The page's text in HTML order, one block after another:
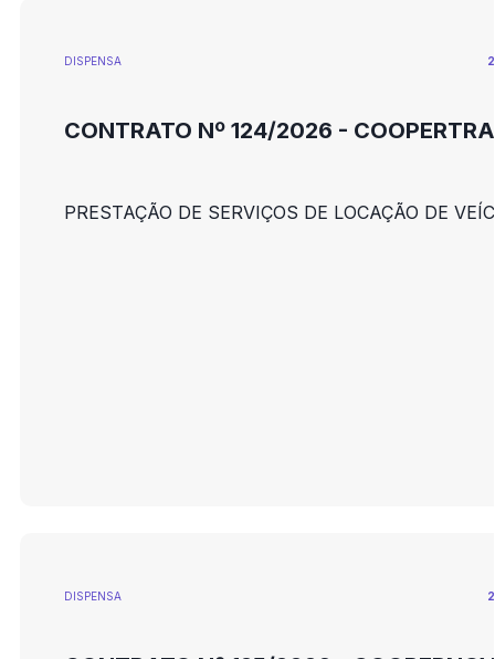
DISPENSA
CONTRATO Nº 124/2026 -
PRESTAÇÃO DE SERVIÇOS DE LOCAÇÃO DE
DISPENSA